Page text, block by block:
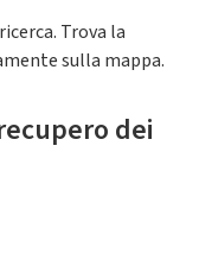
Trova la
sulla mappa.
dei